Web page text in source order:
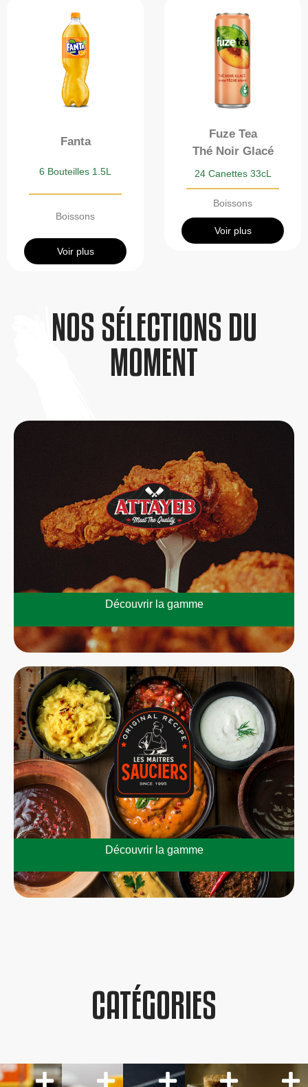
Fanta
6 Bouteilles 1.5L
Boissons
Voir plus
Fuze Tea
Thé Noir Glacé
24 Canettes 33cL
Boissons
Voir plus
NOS SÉLECTIONS DU
MOMENT
Découvrir la gamme
Découvrir la gamme
CATÉGORIES